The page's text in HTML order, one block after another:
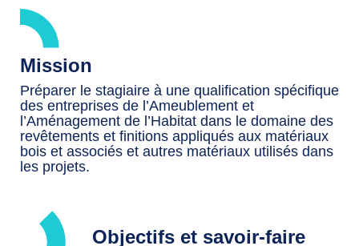
Mission
Préparer le stagiaire à une qualification spécifique
des entreprises de l’Ameublement et
l’Aménagement de l’Habitat dans le domaine des
revêtements et finitions appliqués aux matériaux
bois et associés et autres matériaux utilisés dans
les projets.
Objectifs et savoir-faire